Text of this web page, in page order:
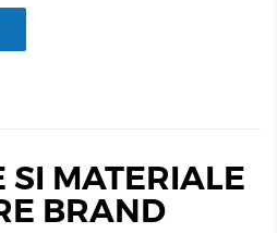
SI MATERIALE
BRAND